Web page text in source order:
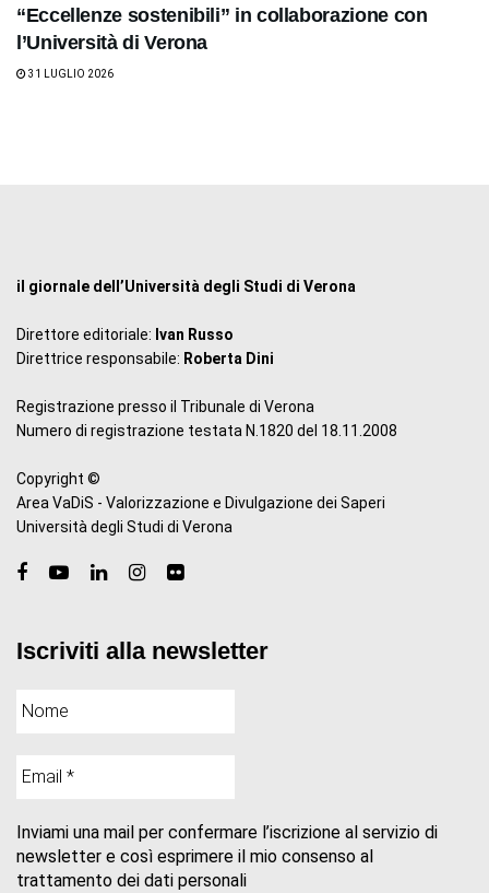
“Eccellenze sostenibili” in collaborazione con
l’Università di Verona
31 LUGLIO 2026
il giornale dell’Università degli Studi di Verona
Direttore editoriale: Ivan Russo
Direttrice responsabile: Roberta Dini
Registrazione presso il Tribunale di Verona
Numero di registrazione testata N.1820 del 18.11.2008
Copyright ©
Area VaDiS - Valorizzazione e Divulgazione dei Saperi
Università degli Studi di Verona
Iscriviti alla newsletter
Inviami una mail per confermare l’iscrizione al servizio di
newsletter e così esprimere il mio consenso al
trattamento dei dati personali